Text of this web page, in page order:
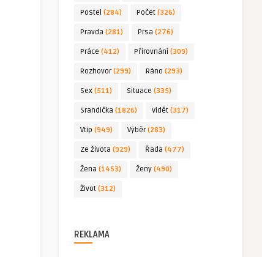
Postel (284) Počet (326)
Pravda (281) Prsa (276)
Práce (412) Přirovnání (309)
Rozhovor(299) Ráno (293)
Sex (511) Situace (335)
Srandička (1826) Vidět (317)
Vtip (949) Výběr(283)
Ze života (929) Řada (477)
Žena (1453) Ženy (490)
Život (312)
REKLAMA